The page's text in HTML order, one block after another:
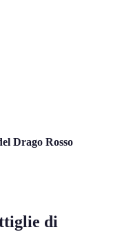
Drago Rosso
di